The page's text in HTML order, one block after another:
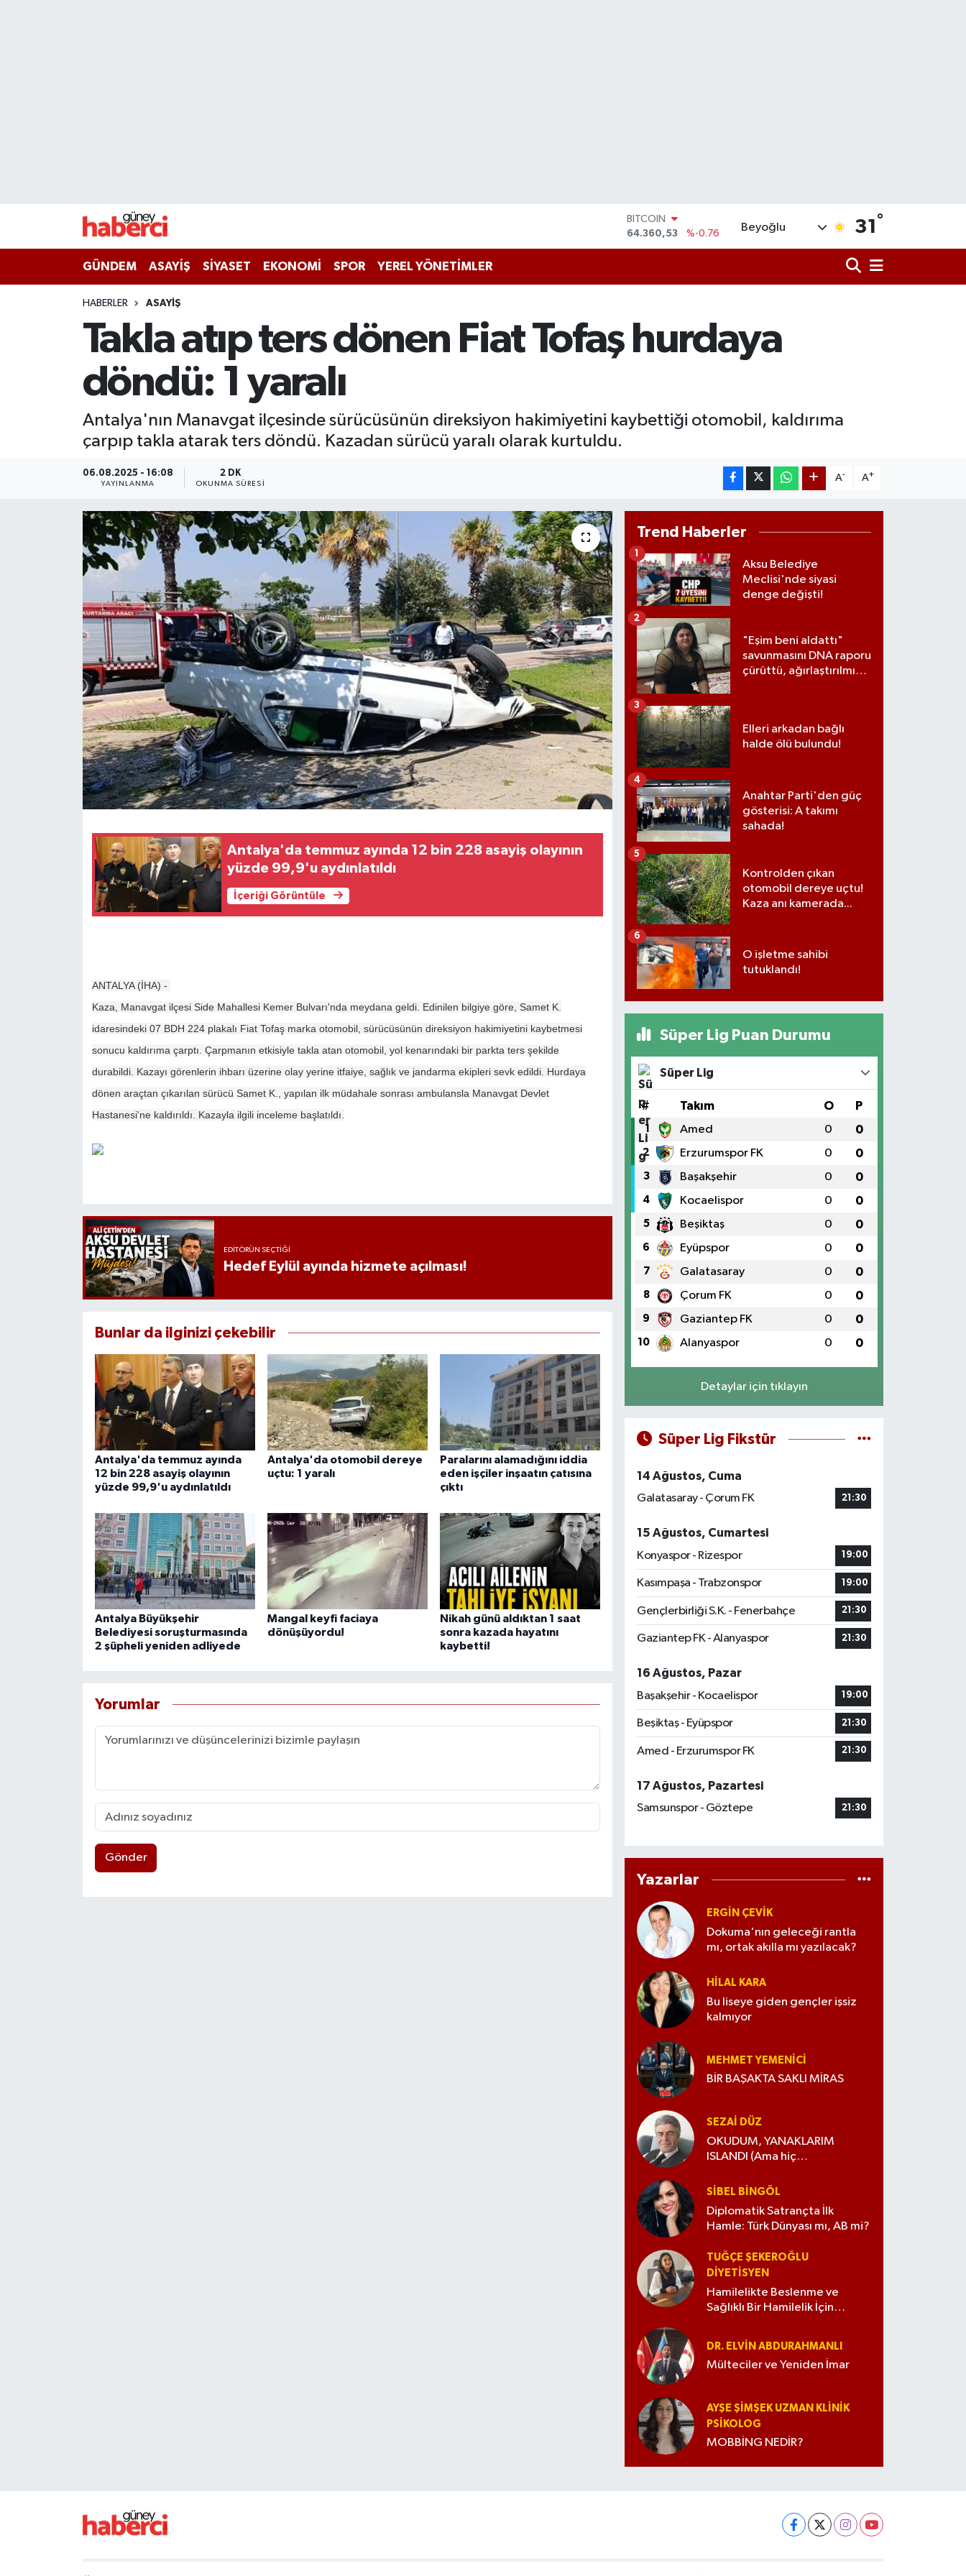
55,0317
%-0.02
6574.81
%1.44
BİST100
Beyoğlu 31 °
GÜNDEM ASAYİŞ SİYASET EKONOMİ SPOR YEREL YÖNETİMLER
HABERLER ASAYİŞ
Takla atıp ters dönen Fiat Tofaş hurdaya
döndü: 1 yaralı
Antalya'nın Manavgat ilçesinde sürücüsünün direksiyon hakimiyetini kaybettiği otomobil, kaldırıma
çarpıp takla atarak ters döndü. Kazadan sürücü yaralı olarak kurtuldu.
06.08.2025 - 16:08
YAYINLANMA
2 DK
OKUNMA SÜRESI
A- A+
Antalya'da temmuz ayında 12 bin 228 asayiş olayının
yüzde 99,9'u aydınlatıldı
İçeriği Görüntüle
ANTALYA (İHA) -
Kaza, Manavgat ilçesi Side Mahallesi Kemer Bulvarı'nda meydana geldi. Edinilen bilgiye göre, Samet K.
idaresindeki 07 BDH 224 plakalı Fiat Tofaş marka otomobil, sürücüsünün direksiyon hakimiyetini kaybetmesi
sonucu kaldırıma çarptı. Çarpmanın etkisiyle takla atan otomobil, yol kenarındaki bir parkta ters şekilde
durabildi. Kazayı görenlerin ihbarı üzerine olay yerine itfaiye, sağlık ve jandarma ekipleri sevk edildi. Hurdaya
dönen araçtan çıkarılan sürücü Samet K., yapılan ilk müdahale sonrası ambulansla Manavgat Devlet
Hastanesi'ne kaldırıldı. Kazayla ilgili inceleme başlatıldı.
EDITÖRÜN SEÇTIĞI
Hedef Eylül ayında hizmete açılması!
Bunlar da ilginizi çekebilir
Antalya'da temmuz ayında
12 bin 228 asayiş olayının
yüzde 99,9'u aydınlatıldı
Antalya'da otomobil dereye
uçtu: 1 yaralı
Paralarını alamadığını iddia
eden işçiler inşaatın çatısına
çıktı
Antalya Büyükşehir
Belediyesi soruşturmasında
2 şüpheli yeniden adliyede
Mangal keyfi faciaya
dönüşüyordu!
Nikah günü aldıktan 1 saat
sonra kazada hayatını
kaybetti!
Yorumlar
Gönder
Trend Haberler
Aksu Belediye
Meclisi'nde siyasi
denge değişti!
1
"Eşim beni aldattı"
savunmasını DNA raporu
çürüttü, ağırlaştırılmış
2
Elleri arkadan bağlı
halde ölü bulundu!
3
Anahtar Parti'den güç
gösterisi: A takımı
sahada!
4
Kontrolden çıkan
otomobil dereye uçtu!
Kaza anı kamerada...
5
O işletme sahibi
tutuklandı!
6
Süper Lig Puan Durumu
Süper Lig
# Takım O P
1 Amed 0 0
2 Erzurumspor FK 0 0
3 Başakşehir 0 0
4 Kocaelispor 0 0
5 Beşiktaş 0 0
6 Eyüpspor 0 0
7 Galatasaray 0 0
8 Çorum FK 0 0
9 Gaziantep FK 0 0
10 Alanyaspor 0 0
Detaylar için tıklayın
Süper Lig Fikstür
14 Ağustos, Cuma
Galatasaray - Çorum FK
21:30
15 Ağustos, Cumartesi
Konyaspor - Rizespor
19:00
Kasımpaşa - Trabzonspor 19:00
Gençlerbirliği S.K. - Fenerbahçe 21:30
Gaziantep FK - Alanyaspor 21:30
16 Ağustos, Pazar
Başakşehir - Kocaelispor
19:00
Beşiktaş - Eyüpspor 21:30
Amed - Erzurumspor FK 21:30
17 Ağustos, Pazartesi
Samsunspor - Göztepe
21:30
Yazarlar
ERGIN ÇEVİK
Dokuma'nın geleceği rantla
mı, ortak akılla mı yazılacak?
HILAL KARA
Bu liseye giden gençler işsiz
kalmıyor
MEHMET YEMENICI
BİR BAŞAKTA SAKLI MİRAS
SEZAI DÜZ
OKUDUM, YANAKLARIM
ISLANDI (Ama hiç
SIBEL BINGÖL
Diplomatik Satrançta İlk
Hamle: Türk Dünyası mı, AB mi?
TUĞÇE ŞEKEROĞLU
DIYETISYEN
Hamilelikte Beslenme ve
Sağlıklı Bir Hamilelik İçin
DR. ELVIN ABDURAHMANLI
Mülteciler ve Yeniden İmar
AYŞE ŞIMŞEK UZMAN KLINIK
PSIKOLOG
MOBBİNG NEDİR?
Haber Arşivi